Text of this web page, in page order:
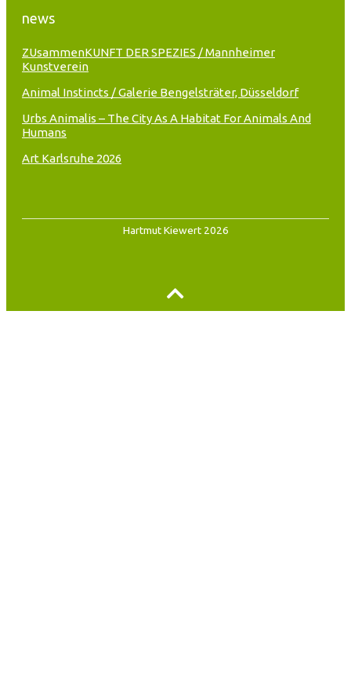
news
ZUsammenKUNFT DER SPEZIES / Mannheimer
Kunstverein
Animal Instincts / Galerie Bengelsträter, Düsseldorf
Urbs Animalis – The City As A Habitat For Animals And
Humans
Art Karlsruhe 2026
Hartmut Kiewert 2026